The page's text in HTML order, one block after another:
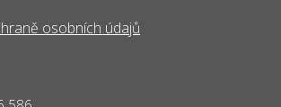
osobních údajů